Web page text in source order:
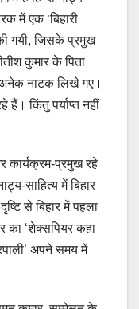
में एक ‘बिहारी
गयी, जिसके प्रमुख
कुमार के पिता
अनेक नाटक लिखे गए।
किंतु पर्याप्त नहीं
कार्यक्रम-प्रमुख रहे
साहित्य में बिहार
से बिहार में पहला
का ‘शेक्सपियर कहा
अपने समय में